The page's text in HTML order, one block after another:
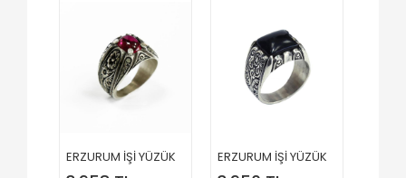
ERZURUM İŞİ YÜZÜK ERZURUM İŞİ YÜZÜK